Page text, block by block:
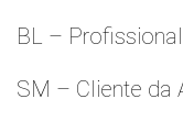
BL –
SM – Cliente da